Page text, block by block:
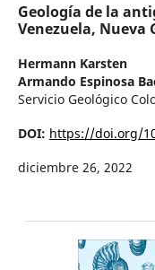
Geología de la
Venezuela, Nueva
Hermann Karsten
Armando Espinosa
Servicio Geológico
DOI: https://doi.org/
diciembre 26, 2022